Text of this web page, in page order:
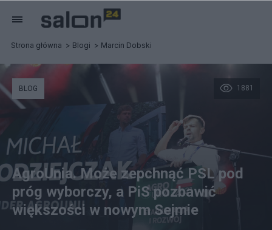
Strona główna Blogi Marcin Dobski
1881
BLOG
AgroUnia. Może zepchnąć PSL pod
próg wyborczy, a PiS pozbawić
większości w nowym Sejmie